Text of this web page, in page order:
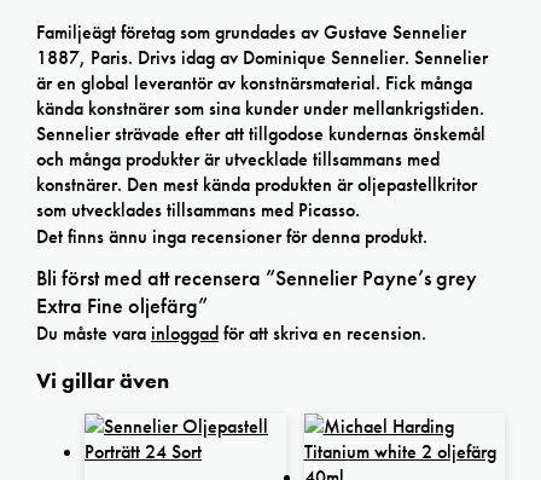
Familjeägt företag som grundades av Gustave Sennelier
1887, Paris. Drivs idag av Dominique Sennelier. Sennelier
är en global leverantör av konstnärsmaterial. Fick många
kända konstnärer som sina kunder under mellankrigstiden.
Sennelier strävade efter att tillgodose kundernas önskemål
och många produkter är utvecklade tillsammans med
konstnärer. Den mest kända produkten är oljepastellkritor
som utvecklades tillsammans med Picasso.
Det finns ännu inga recensioner för denna produkt.
Bli först med att recensera ”Sennelier Payne’s grey
Extra Fine oljefärg”
Du måste varainloggadför att skriva en recension.
Vi gillar även